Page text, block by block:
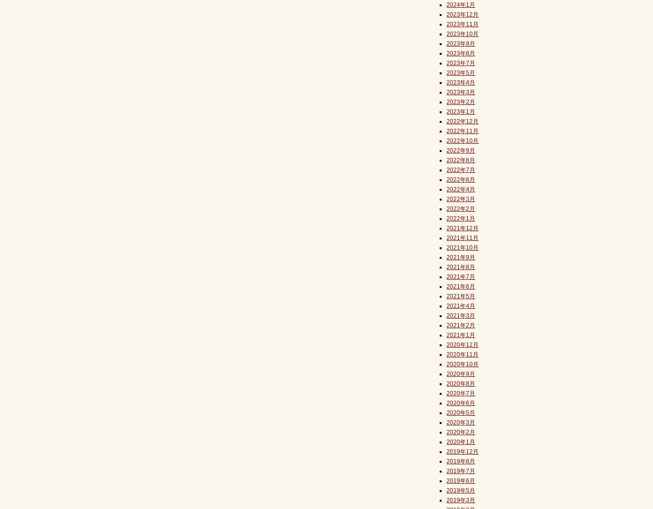
2024年1月
2023年12月
2023年11月
2023年10月
2023年9月
2023年8月
2023年7月
2023年5月
2023年4月
2023年3月
2023年2月
2023年1月
2022年12月
2022年11月
2022年10月
2022年9月
2022年8月
2022年7月
2022年6月
2022年4月
2022年3月
2022年2月
2022年1月
2021年12月
2021年11月
2021年10月
2021年9月
2021年8月
2021年7月
2021年6月
2021年5月
2021年4月
2021年3月
2021年2月
2021年1月
2020年12月
2020年11月
2020年10月
2020年9月
2020年8月
2020年7月
2020年6月
2020年5月
2020年3月
2020年2月
2020年1月
2019年12月
2019年8月
2019年7月
2019年6月
2019年5月
2019年3月